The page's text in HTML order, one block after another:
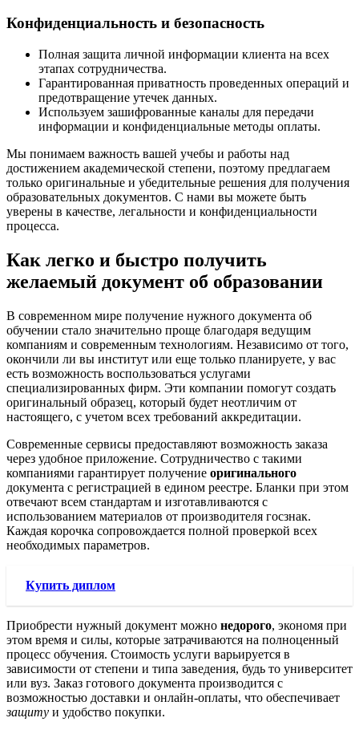
Конфиденциальность и безопасность
Полная защита личной информации клиента на всех
этапах сотрудничества.
Гарантированная приватность проведенных операций и
предотвращение утечек данных.
Используем зашифрованные каналы для передачи
информации и конфиденциальные методы оплаты.
Мы понимаем важность вашей учебы и работы над
достижением академической степени, поэтому предлагаем
только оригинальные и убедительные решения для получения
образовательных документов. С нами вы можете быть
уверены в качестве, легальности и конфиденциальности
процесса.
Как легко и быстро получить
желаемый документ об образовании
В современном мире получение нужного документа об
обучении стало значительно проще благодаря ведущим
компаниям и современным технологиям. Независимо от того,
окончили ли вы институт или еще только планируете, у вас
есть возможность воспользоваться услугами
специализированных фирм. Эти компании помогут создать
оригинальный образец, который будет неотличим от
настоящего, с учетом всех требований аккредитации.
Современные сервисы предоставляют возможность заказа
через удобное приложение. Сотрудничество с такими
компаниями гарантирует получение оригинального
документа с регистрацией в едином реестре. Бланки при этом
отвечают всем стандартам и изготавливаются с
использованием материалов от производителя госзнак.
Каждая корочка сопровождается полной проверкой всех
необходимых параметров.
Купить диплом
Приобрести нужный документ можно недорого, экономя при
этом время и силы, которые затрачиваются на полноценный
процесс обучения. Стоимость услуги варьируется в
зависимости от степени и типа заведения, будь то университет
или вуз. Заказ готового документа производится с
возможностью доставки и онлайн-оплаты, что обеспечивает
защиту и удобство покупки.